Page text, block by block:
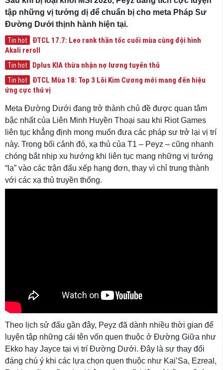
tập những vị tướng dị để chuẩn bị cho meta Pháp Sư
Đường Dưới thịnh hành hiện tại.
Tin hot
ĐTCL 17.7: Leo rank thần tốc cuối mùa cùng đội hình
Akali reroll
Tin hot Dplus KIA thừa nhận nợ lương tuyển thủ
Tin hot
ĐTCL Mùa 18: Top 3 Lõi Kim Cương mới mang đến hiệu
ứng cực thú vị
Meta Đường Dưới đang trở thành chủ đề được quan tâm
bậc nhất của Liên Minh Huyền Thoại sau khi Riot Games
liên tục khẳng định mong muốn đưa các pháp sư trở lại vị trí
này. Trong bối cảnh đó, xạ thủ của T1 – Peyz – cũng nhanh
chóng bắt nhịp xu hướng khi liên tục mang những vị tướng
“lạ” vào các trận đấu xếp hạng đơn, thay vì chỉ trung thành
với các xạ thủ truyền thống.
Theo lịch sử đấu gần đây, Peyz đã dành nhiều thời gian để
luyện tập những cái tên vốn quen thuộc ở Đường Giữa như
Ekko hay Jayce tại vị trí Đường Dưới. Đây là sự thay đổi
đáng chú ý khi các lựa chọn quen thuộc như Kai’Sa, Ezreal,